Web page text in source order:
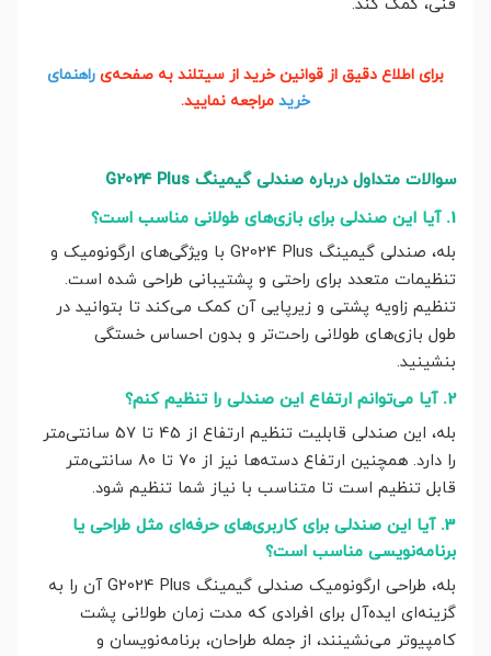
فنی، کمک کند.
برای اطلاع دقیق از قوانین خرید از سیتلند به صفحه‌ی راهنمای
خرید مراجعه نمایید.
سوالات متداول درباره صندلی گیمینگ G2024 Plus
1. آیا این صندلی برای بازی‌های طولانی مناسب است؟
بله، صندلی گیمینگ G2024 Plus با ویژگی‌های ارگونومیک و
تنظیمات متعدد برای راحتی و پشتیبانی طراحی شده است.
تنظیم زاویه پشتی و زیرپایی آن کمک می‌کند تا بتوانید در
طول بازی‌های طولانی راحت‌تر و بدون احساس خستگی
بنشینید.
2. آیا می‌توانم ارتفاع این صندلی را تنظیم کنم؟
بله، این صندلی قابلیت تنظیم ارتفاع از 45 تا 57 سانتی‌متر
را دارد. همچنین ارتفاع دسته‌ها نیز از 70 تا 80 سانتی‌متر
قابل تنظیم است تا متناسب با نیاز شما تنظیم شود.
3. آیا این صندلی برای کاربری‌های حرفه‌ای مثل طراحی یا
برنامه‌نویسی مناسب است؟
بله، طراحی ارگونومیک صندلی گیمینگ G2024 Plus آن را به
گزینه‌ای ایده‌آل برای افرادی که مدت زمان طولانی پشت
کامپیوتر می‌نشینند، از جمله طراحان، برنامه‌نویسان و